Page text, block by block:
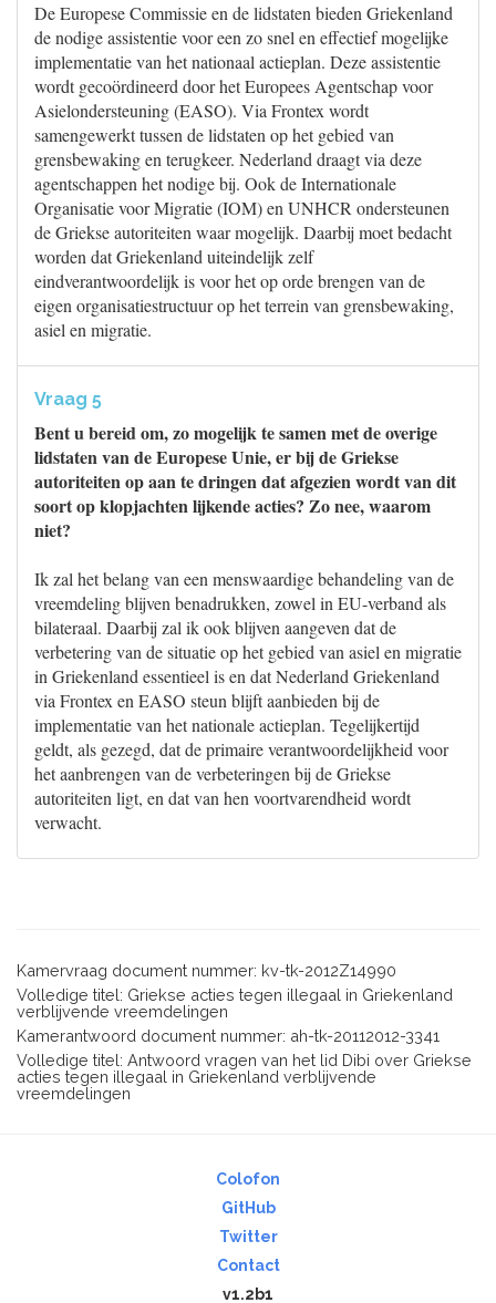
De Europese Commissie en de lidstaten bieden Griekenland
de nodige assistentie voor een zo snel en effectief mogelijke
implementatie van het nationaal actieplan. Deze assistentie
wordt gecoördineerd door het Europees Agentschap voor
Asielondersteuning (EASO). Via Frontex wordt
samengewerkt tussen de lidstaten op het gebied van
grensbewaking en terugkeer. Nederland draagt via deze
agentschappen het nodige bij. Ook de Internationale
Organisatie voor Migratie (IOM) en UNHCR ondersteunen
de Griekse autoriteiten waar mogelijk. Daarbij moet bedacht
worden dat Griekenland uiteindelijk zelf
eindverantwoordelijk is voor het op orde brengen van de
eigen organisatiestructuur op het terrein van grensbewaking,
asiel en migratie.
Vraag 5
Bent u bereid om, zo mogelijk te samen met de overige
lidstaten van de Europese Unie, er bij de Griekse
autoriteiten op aan te dringen dat afgezien wordt van dit
soort op klopjachten lijkende acties? Zo nee, waarom
niet?
Ik zal het belang van een menswaardige behandeling van de
vreemdeling blijven benadrukken, zowel in EU-verband als
bilateraal. Daarbij zal ik ook blijven aangeven dat de
verbetering van de situatie op het gebied van asiel en migratie
in Griekenland essentieel is en dat Nederland Griekenland
via Frontex en EASO steun blijft aanbieden bij de
implementatie van het nationale actieplan. Tegelijkertijd
geldt, als gezegd, dat de primaire verantwoordelijkheid voor
het aanbrengen van de verbeteringen bij de Griekse
autoriteiten ligt, en dat van hen voortvarendheid wordt
verwacht.
Kamervraag document nummer: kv-tk-2012Z14990
Volledige titel: Griekse acties tegen illegaal in Griekenland
verblijvende vreemdelingen
Kamerantwoord document nummer: ah-tk-20112012-3341
Volledige titel: Antwoord vragen van het lid Dibi over Griekse
acties tegen illegaal in Griekenland verblijvende
vreemdelingen
Colofon
GitHub
Twitter
Contact
v1.2b1